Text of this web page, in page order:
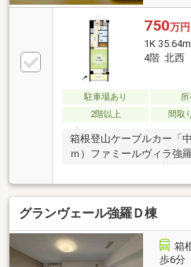
750万円
1K 35.64m
4階 北西
駐車場あり
2階以上
間取
箱根登山ケーブルカー「
ｍ）ファミールヴィラ強
を愉しみたい、そんなお
な温泉大浴場、安心の地
ンションです。お問い合
グランヴェール強羅Ｄ棟
箱
歩6分